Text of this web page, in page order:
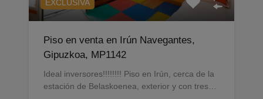
EXCLUSIVA
Piso en venta en Irún Navegantes,
Gipuzkoa, MP1142
Ideal inversores!!!!!!!! Piso en Irún, cerca de la
estación de Belaskoenea, exterior y con tres…